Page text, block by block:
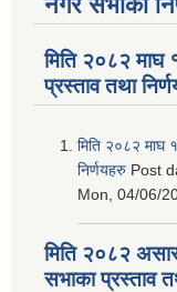
मिति २०८२
प्रस्ताव तथा
मिति २०८२ माघ
निर्णयहरु Post
Mon, 04/06/
मिति २०८२
सभाका प्रस्ताव